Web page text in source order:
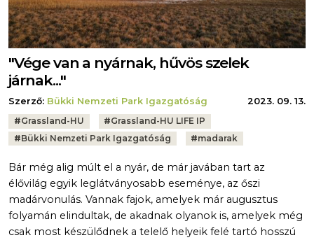
"Vége van a nyárnak, hűvös szelek
járnak..."
Szerző: Bükki Nemzeti Park Igazgatóság
2023. 09. 13.
Tags:
#Grassland-HU #Grassland-HU LIFE IP
#Bükki Nemzeti Park Igazgatóság #madarak
Bár még alig múlt el a nyár, de már javában tart az
élővilág egyik leglátványosabb eseménye, az őszi
madárvonulás. Vannak fajok, amelyek már augusztus
folyamán elindultak, de akadnak olyanok is, amelyek még
csak most készülődnek a telelő helyeik felé tartó hosszú